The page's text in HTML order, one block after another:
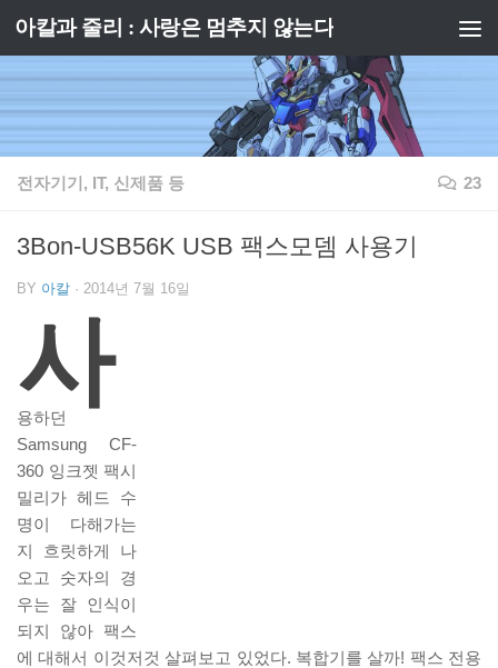
Skip to content
아칼과 줄리 : 사랑은 멈추지 않는다
전자기기, IT, 신제품 등 23
3Bon-USB56K USB 팩스모뎀 사용기
BY 아칼 · 2014년 7월 16일
사
용하던
Samsung CF-
360 잉크젯 팩시
밀리가 헤드 수
명이 다해가는
지 흐릿하게 나
오고 숫자의 경
우는 잘 인식이
되지 않아 팩스
에 대해서 이것저것 살펴보고 있었다. 복합기를 살까! 팩스 전용